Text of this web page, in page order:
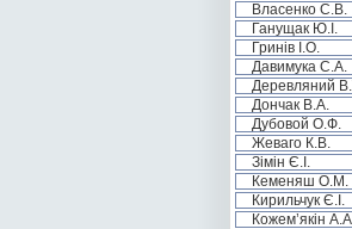
Власенко С.В.
Ганущак Ю.І.
Гринів І.О.
Давимука С.А.
Деревляний
Дончак В.А.
Дубовой О.Ф.
Жеваго К.В.
Зімін Є.І.
Кеменяш О.М.
Кирильчук Є.І.
Кожем’якін